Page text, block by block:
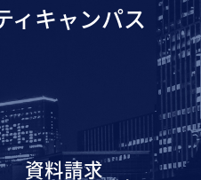
ィキャンパス
資料請求